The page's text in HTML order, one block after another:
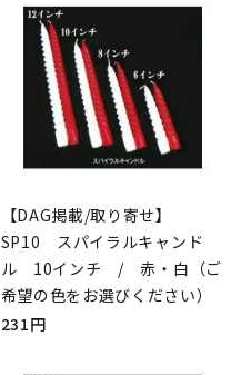
【DAG掲載/取り寄せ】
SP10 スパイラルキャンド
ル 10インチ / 赤・白（ご
希望の色をお選びください）
231円